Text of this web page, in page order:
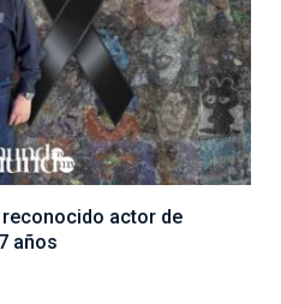
actor de
años